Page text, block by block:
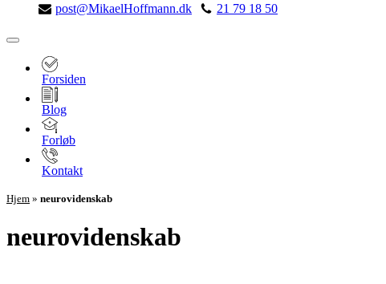
post@MikaelHoffmann.dk 21 79 18 50
Navigation
Forsiden
Blog
Forløb
Kontakt
Hjem » neurovidenskab
neurovidenskab